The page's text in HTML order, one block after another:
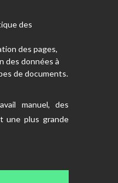
des
des pages,
des données à
de documents.
manuel, des
une plus grande